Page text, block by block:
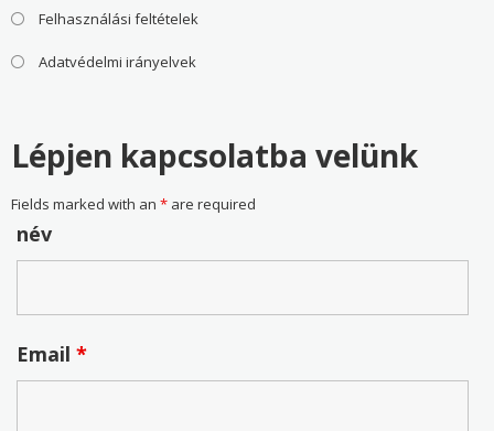
Felhasználási feltételek
Adatvédelmi irányelvek
Lépjen kapcsolatba velünk
Fields marked with an *are required
név
Email *